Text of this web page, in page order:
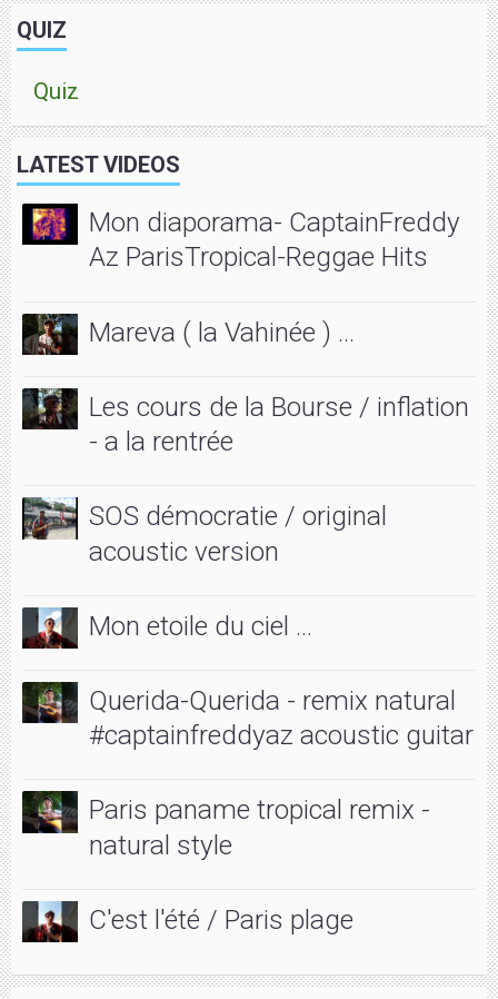
QUIZ
Quiz
LATEST VIDEOS
Mon diaporama- CaptainFreddy
Az ParisTropical-Reggae Hits
Mareva ( la Vahinée ) ...
Les cours de la Bourse / inflation
- a la rentrée
SOS démocratie / original
acoustic version
Mon etoile du ciel ...
Querida-Querida - remix natural
#captainfreddyaz acoustic guitar
Paris paname tropical remix -
natural style
C'est l'été / Paris plage